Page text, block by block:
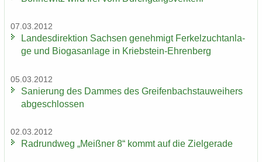
07.03.2012
Lan­des­di­rek­ti­on Sach­sen ge­neh­migt Fer­kel­zucht­an­la­
ge und Bio­gas­an­la­ge in Kriebstein-​Ehrenberg
05.03.2012
Sa­nie­rung des Dam­mes des Grei­fen­bach­stau­wei­hers
ab­ge­schlos­sen
02.03.2012
Rad­rund­weg „Meiß­ner 8“ kommt auf die Ziel­ge­ra­de